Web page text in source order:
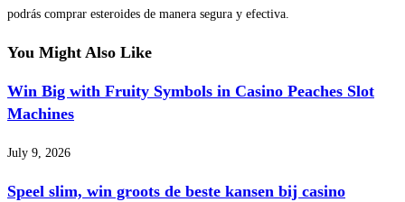
podrás comprar esteroides de manera segura y efectiva.
You Might Also Like
Win Big with Fruity Symbols in Casino Peaches Slot
Machines
July 9, 2026
Speel slim, win groots de beste kansen bij casino